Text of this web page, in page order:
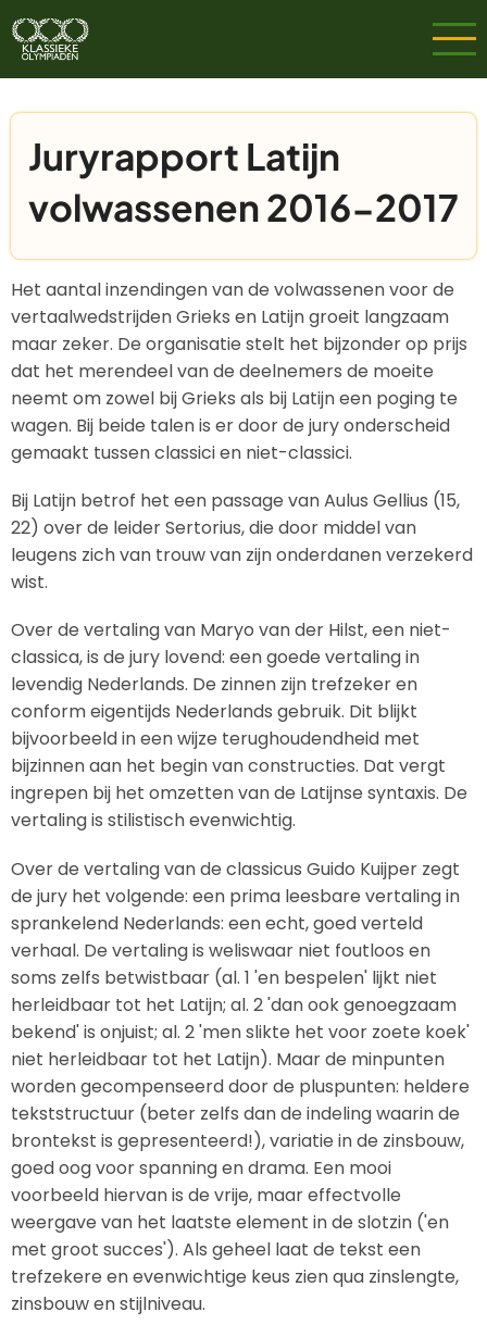
Overslaan
en
naar
inhoud
gaanJuryrapport Latijn
volwassenen 2016-2017
Het aantal inzendingen van de volwassenen voor de
vertaalwedstrijden Grieks en Latijn groeit langzaam
maar zeker. De organisatie stelt het bijzonder op prijs
dat het merendeel van de deelnemers de moeite
neemt om zowel bij Grieks als bij Latijn een poging te
wagen. Bij beide talen is er door de jury onderscheid
gemaakt tussen classici en niet-classici.
Bij Latijn betrof het een passage van Aulus Gellius (15,
22) over de leider Sertorius, die door middel van
leugens zich van trouw van zijn onderdanen verzekerd
wist.
Over de vertaling van Maryo van der Hilst, een niet-
classica, is de jury lovend: een goede vertaling in
levendig Nederlands. De zinnen zijn trefzeker en
conform eigentijds Nederlands gebruik. Dit blijkt
bijvoorbeeld in een wijze terughoudendheid met
bijzinnen aan het begin van constructies. Dat vergt
ingrepen bij het omzetten van de Latijnse syntaxis. De
vertaling is stilistisch evenwichtig.
Over de vertaling van de classicus Guido Kuijper zegt
de jury het volgende: een prima leesbare vertaling in
sprankelend Nederlands: een echt, goed verteld
verhaal. De vertaling is weliswaar niet foutloos en
soms zelfs betwistbaar (al. 1 'en bespelen' lijkt niet
herleidbaar tot het Latijn; al. 2 'dan ook genoegzaam
bekend' is onjuist; al. 2 'men slikte het voor zoete koek'
niet herleidbaar tot het Latijn). Maar de minpunten
worden gecompenseerd door de pluspunten: heldere
tekststructuur (beter zelfs dan de indeling waarin de
brontekst is gepresenteerd!), variatie in de zinsbouw,
goed oog voor spanning en drama. Een mooi
voorbeeld hiervan is de vrije, maar effectvolle
weergave van het laatste element in de slotzin ('en
met groot succes'). Als geheel laat de tekst een
trefzekere en evenwichtige keus zien qua zinslengte,
zinsbouw en stijlniveau.